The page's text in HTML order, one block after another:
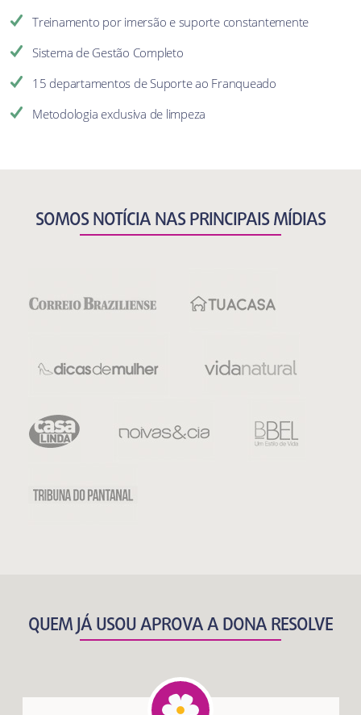
Treinamento por imersão e suporte constantemente
Sistema de Gestão Completo
15 departamentos de Suporte ao Franqueado
Metodologia exclusiva de limpeza
SOMOS NOTÍCIA NAS PRINCIPAIS MÍDIAS
QUEM JÁ USOU APROVA A DONA RESOLVE